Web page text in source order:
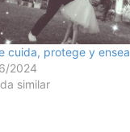
cuida, protege y ensea
2024
similar